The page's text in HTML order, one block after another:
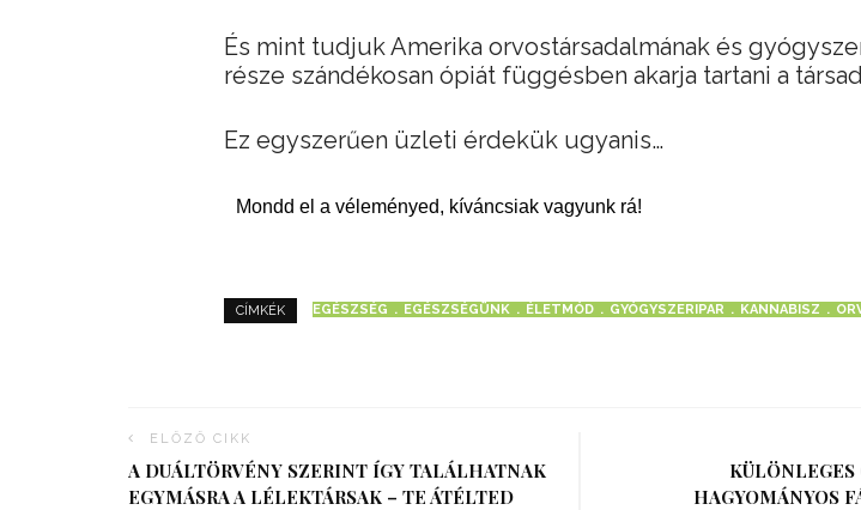
És mint tudjuk Amerika orvostársadalmának és
része szándékosan ópiát függésben akarja tartani a
Ez egyszerűen üzleti érdekük ugyanis…
Mondd el a véleményed, kíváncsiak vagyunk rá!
CÍMKÉK EGÉSZSÉG EGÉSZSÉGÜNK ÉLETMÓD GYÓGYSZERIPAR KANNABISZ
ELŐZŐ CIKK
A DUÁLTÖRVÉNY SZERINT ÍGY TALÁLHATNAK
EGYMÁSRA A LÉLEKTÁRSAK – TE ÁTÉLTED
KÜLÖNLEGES
HAGYOMÁNYOS